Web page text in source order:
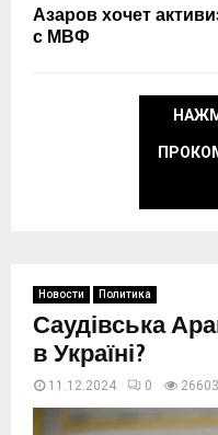
Азаров хочет
с МВФ
Новости Политика
Саудівська
в Україні?
11.12.2024 0 26603